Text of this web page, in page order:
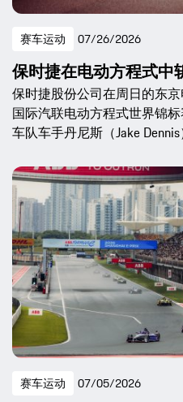
赛车运动 07/26/2026
保时捷在电动方程式中
保时捷股份公司在周日的东
国际汽联电动方程式世界锦
车队车手丹尼斯（Jake
赛车运动 07/05/2026